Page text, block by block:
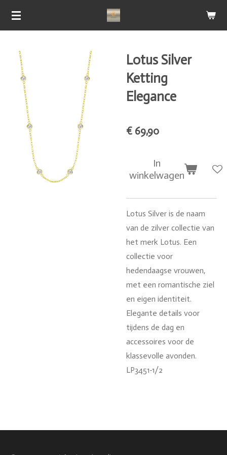
Ga
hoofdinhoud
Lotus Silver
Ketting
Elegance
€ 69,90
In
winkelwagen
Lotus Silver is de naam
van de zilver collectie van
het merk Lotus. Een
collectie voor
hedendaagse vrouwen,
met een romantische ziel
en eigen identiteit.
Elegante details voor
tijdens de dag en
accessoires voor de
klassevolle avonden.
LP3451-1/2